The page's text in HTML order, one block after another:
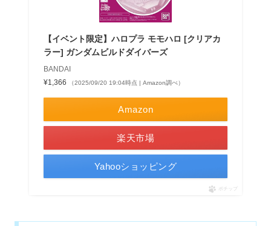
【イベント限定】ハロプラ モモハロ [クリアカ
ラー] ガンダムビルドダイバーズ
BANDAI
¥1,366
（2025/09/20 19:04時点 | Amazon調べ）
Amazon
楽天市場
Yahooショッピング
ポチップ